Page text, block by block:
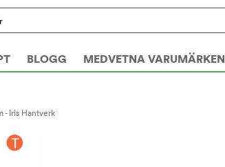
BLOGG MEDVETNA VARUMÄRKEN
- Iris Hantverk